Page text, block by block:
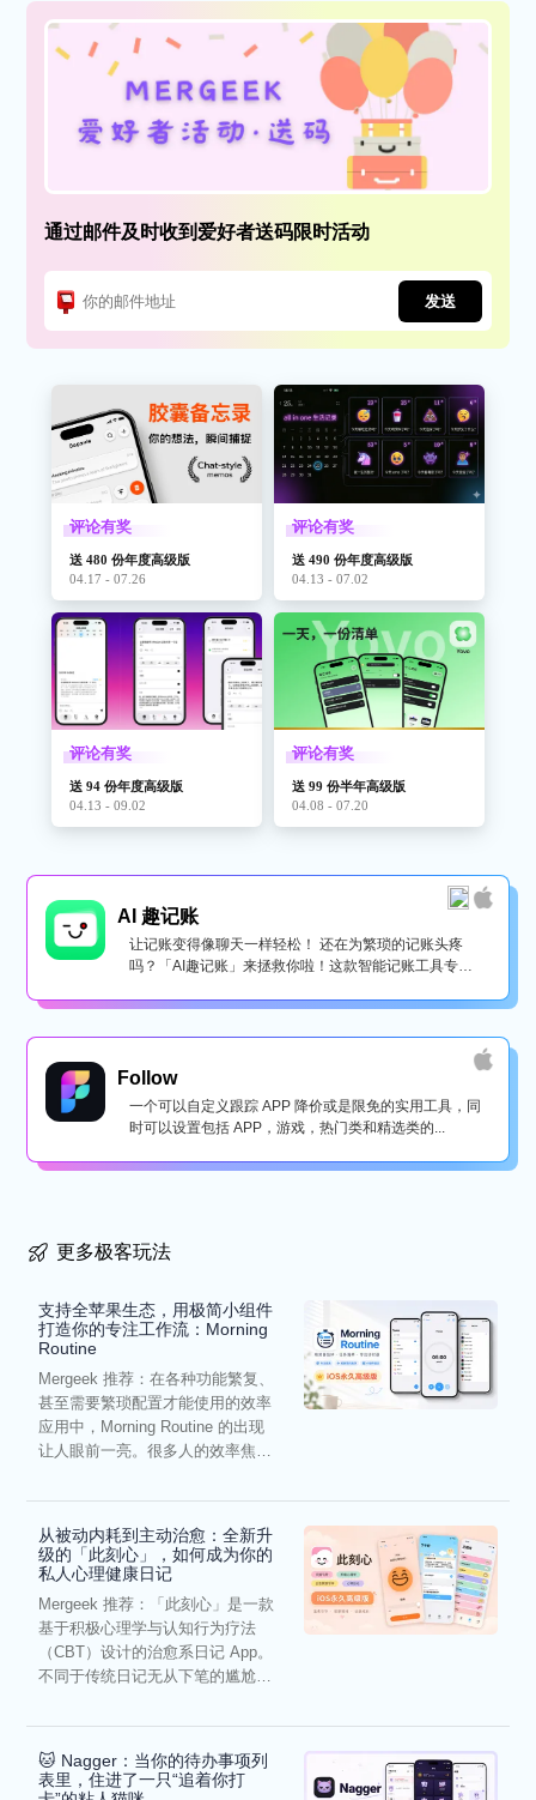
通过邮件及时收到爱好者送码限时活动
发送
评论有奖
送 480 份年度高级版
04.17 - 07.26
评论有奖
送 490 份年度高级版
04.13 - 07.02
评论有奖
送 94 份年度高级版
04.13 - 09.02
评论有奖
送 99 份半年高级版
04.08 - 07.20
AI 趣记账
让记账变得像聊天一样轻松！ 还在为繁琐的记账头疼
吗？「AI趣记账」来拯救你啦！这款智能记账工具专为
Follow
一个可以自定义跟踪 APP 降价或是限免的实用工具，同
时可以设置包括 APP，游戏，热门类和精选类的...
更多极客玩法
支持全苹果生态，用极简小组件
打造你的专注工作流：Morning
Routine
Mergeek 推荐：在各种功能繁复、
甚至需要繁琐配置才能使用的效率
应用中，Morning Routine 的出现
让人眼前一亮。很多人的效率焦
从被动内耗到主动治愈：全新升
级的「此刻心」，如何成为你的
私人心理健康日记
Mergeek 推荐：「此刻心」是一款
基于积极心理学与认知行为疗法
（CBT）设计的治愈系日记 App。
不同于传统日记无从下笔的尴尬，
🐱 Nagger：当你的待办事项列
表里，住进了一只“追着你打